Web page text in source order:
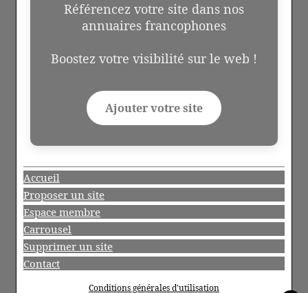
Référencez votre site dans nos
annuaires francophones
Boostez votre visibilité sur le web !
Ajouter votre site
Accueil
Proposer un site
Espace membre
Carrousel
Supprimer un site
Contact
Conditions générales d'utilisation